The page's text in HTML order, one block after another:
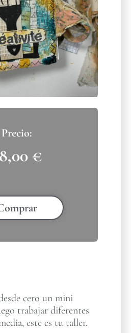
€
cero un mini
trabajar diferentes
este es tu taller.